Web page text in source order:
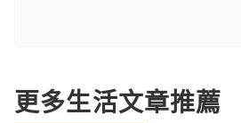
更多生活文章推薦